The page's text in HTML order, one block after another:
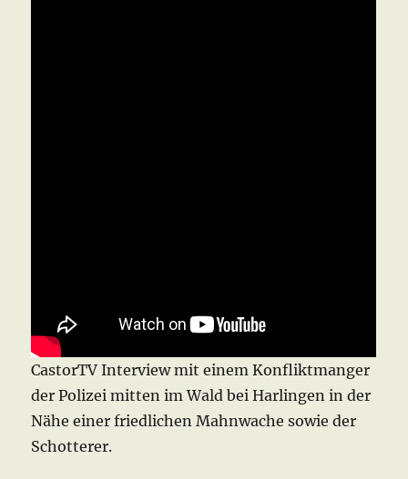
CastorTV Interview mit einem Konfliktmanger
der Polizei mitten im Wald bei Harlingen in der
Nähe einer friedlichen Mahnwache sowie der
Schotterer.